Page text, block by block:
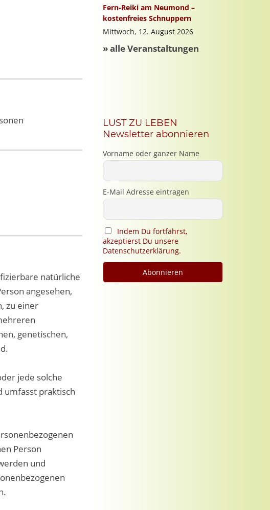
natürliche
angesehen,
zu einer
genetischen,
jede solche
umfasst praktisch
Person
und
LUST ZU LEBEN
Newsletter abonnieren
Vorname oder ganzer Name
E-Mail Adresse eintragen
Indem Du fortfährst,
akzeptierst Du unsere
Datenschutzerklärung.